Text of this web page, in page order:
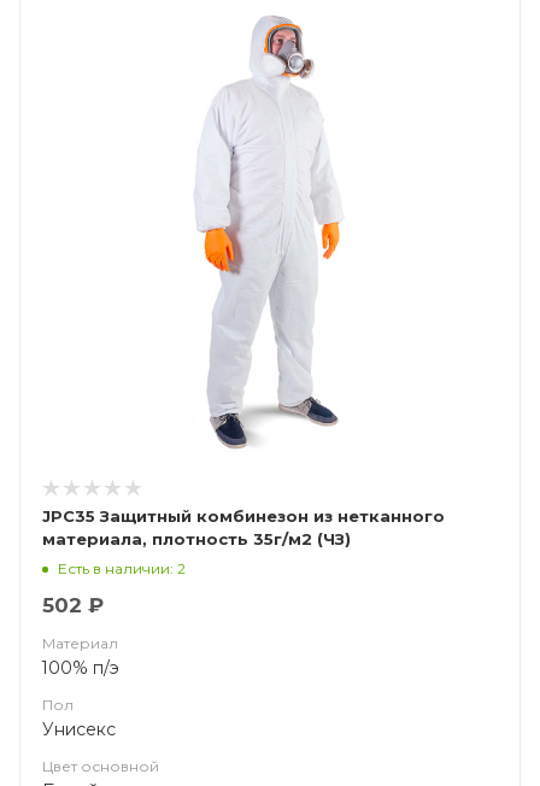
JPC35 Защитный комбинезон из нетканного
материала, плотность 35г/м2 (ЧЗ)
Есть в наличии: 2
502 ₽
Материал
100% п/э
Пол
Унисекс
Цвет основной